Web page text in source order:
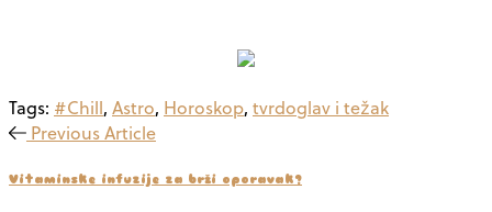
Tags: #Chill, Astro, Horoskop, tvrdoglav i težak
Previous Article
Vitaminske infuzije za brži oporavak?